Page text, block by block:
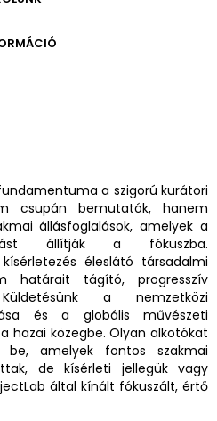
- A NÉVADÓ
2014-2018
a szigorú kurátori
csupán bemutatók, hanem
állásfoglalások, amelyek a
állítják a fókuszba.
éleslátó társadalmi
határait tágító, progresszív
a nemzetközi
és a globális művészeti
hazai közegbe. Olyan alkotókat
amelyek fontos szakmai
de kísérleti jellegük vagy
által kínált fókuszált, értő